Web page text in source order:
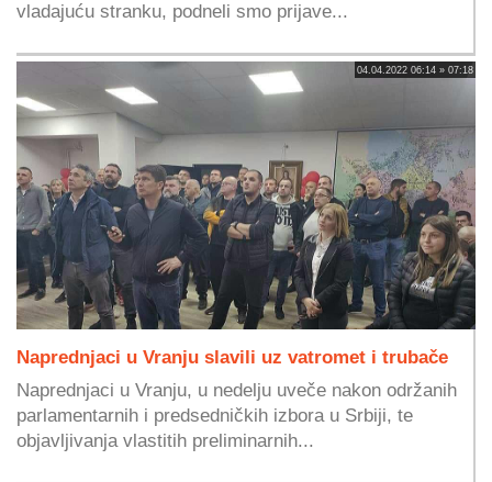
vladajuću stranku, podneli smo prijave...
04.04.2022 06:14 » 07:18
Naprednjaci u Vranju slavili uz vatromet i trubače
Naprednjaci u Vranju, u nedelju uveče nakon održanih
parlamentarnih i predsedničkih izbora u Srbiji, te
objavljivanja vlastitih preliminarnih...